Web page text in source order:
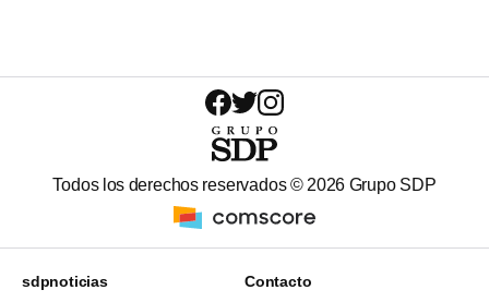
Todos los derechos reservados © 2026 Grupo SDP
sdpnoticias Contacto